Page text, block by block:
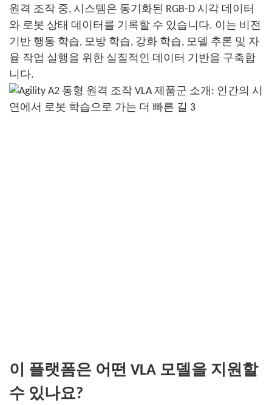
원격 조작 중, 시스템은 동기화된 RGB-D 시각 데이터
와 로봇 상태 데이터를 기록할 수 있습니다. 이는 비전
기반 행동 학습, 모방 학습, 강화 학습, 모델 추론 및 자
율 작업 실행을 위한 실질적인 데이터 기반을 구축합
니다.
이 플랫폼은 어떤 VLA 모델을 지원할
수 있나요?